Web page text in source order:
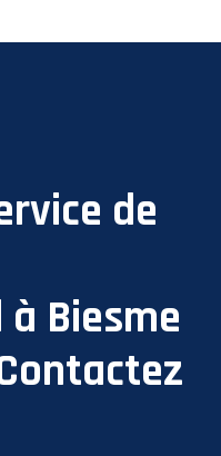
de
à Biesme